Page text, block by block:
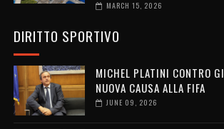
MARCH 15, 2026
DIRITTO SPORTIVO
MICHEL PLATINI CONTRO
NUOVA CAUSA ALLA FIFA
JUNE 09, 2026